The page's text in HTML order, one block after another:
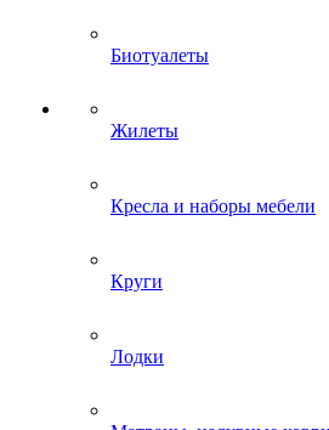
Биотуалеты
Жилеты
Кресла и наборы мебели
Круги
Лодки